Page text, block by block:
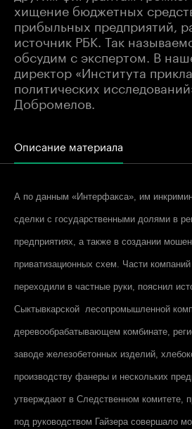
хищение бюджетных
прибыльных предприятий,
источник РБК. Так
обсудим с экспертом. В
директор «Института
политических
Добромелов.
Описание материала
А по данным «Интерфакса», им
сделки с государственными долями в
предприятиях, а также в создании
приватизационных схем. Части
переходили в частные руки, пояснил
Сыктывкарской лесопромышленной
деревообрабатывающем комбинате,
заводе железобетонных изделий,
производству фанеры и нескольких
утверждают в Следственном комитете,
под руководством Гайзера совершало